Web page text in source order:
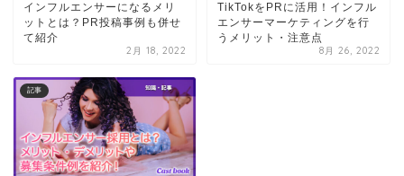
インフルエンサーになるメリ
ットとは？PR投稿事例も併せ
て紹介
2月 18, 2022
TikTokをPRに活用！インフル
エンサーマーケティングを行
うメリット・注意点
8月 26, 2022
記事